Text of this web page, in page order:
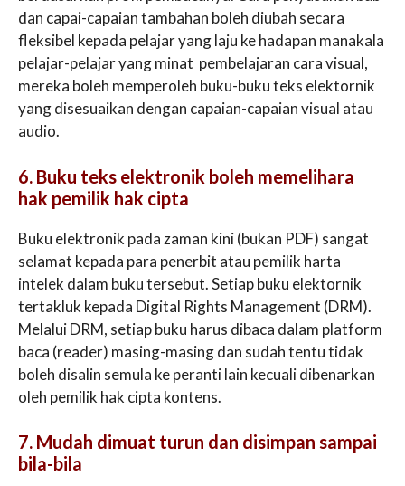
dan capai-capaian tambahan boleh diubah secara
fleksibel kepada pelajar yang laju ke hadapan manakala
pelajar-pelajar yang minat pembelajaran cara visual,
mereka boleh memperoleh buku-buku teks elektornik
yang disesuaikan dengan capaian-capaian visual atau
audio.
6. Buku teks elektronik boleh memelihara
hak pemilik hak cipta
Buku elektronik pada zaman kini (bukan PDF) sangat
selamat kepada para penerbit atau pemilik harta
intelek dalam buku tersebut. Setiap buku elektornik
tertakluk kepada Digital Rights Management (DRM).
Melalui DRM, setiap buku harus dibaca dalam platform
baca (reader) masing-masing dan sudah tentu tidak
boleh disalin semula ke peranti lain kecuali dibenarkan
oleh pemilik hak cipta kontens.
7. Mudah dimuat turun dan disimpan sampai
bila-bila